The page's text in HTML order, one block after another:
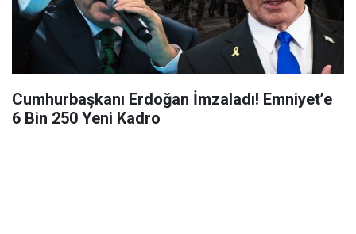
Cumhurbaşkanı Erdoğan İmzaladı! Emniyet’e
6 Bin 250 Yeni Kadro